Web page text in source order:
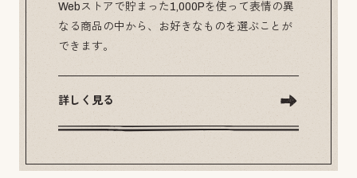
Webストアで貯まった1,000Pを使って表情の異
なる商品の中から、お好きなものを選ぶことが
できます。
詳しく見る